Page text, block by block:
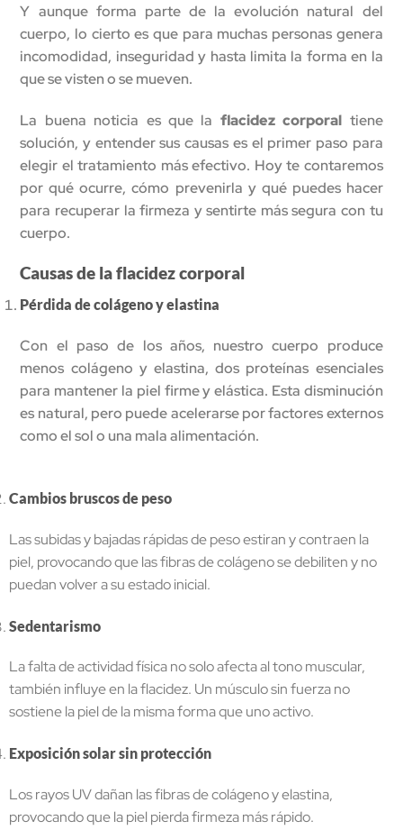
Y aunque forma parte de la evolución natural del
cuerpo, lo cierto es que para muchas personas genera
incomodidad, inseguridad y hasta limita la forma en la
que se visten o se mueven.
La buena noticia es que la flacidez corporal tiene
solución, y entender sus causas es el primer paso para
elegir el tratamiento más efectivo. Hoy te contaremos
por qué ocurre, cómo prevenirla y qué puedes hacer
para recuperar la firmeza y sentirte más segura con tu
cuerpo.
Causas de la flacidez corporal
Pérdida de colágeno y elastina
Con el paso de los años, nuestro cuerpo produce
menos colágeno y elastina, dos proteínas esenciales
para mantener la piel firme y elástica. Esta disminución
es natural, pero puede acelerarse por factores externos
como el sol o una mala alimentación.
Cambios bruscos de peso
Las subidas y bajadas rápidas de peso estiran y contraen la
piel, provocando que las fibras de colágeno se debiliten y no
puedan volver a su estado inicial.
Sedentarismo
La falta de actividad física no solo afecta al tono muscular,
también influye en la flacidez. Un músculo sin fuerza no
sostiene la piel de la misma forma que uno activo.
Exposición solar sin protección
Los rayos UV dañan las fibras de colágeno y elastina,
provocando que la piel pierda firmeza más rápido.